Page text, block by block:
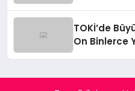
TOKİ’de
On Binlerce